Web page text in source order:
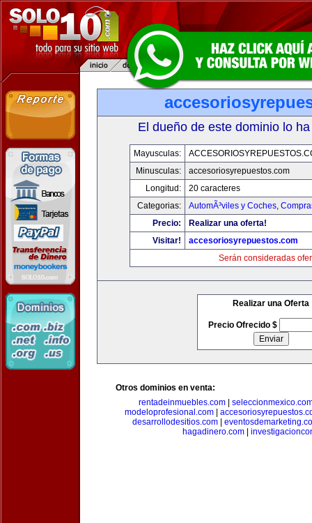
El dueño de este dominio lo
Mayusculas:
Minusculas:
accesoriosyrepuestos.com
Longitud:
20 caracteres
Categorias:
AutomÃ³viles y Coches,
Precio:
Realizar una oferta!
Visitar!
accesoriosyrepuestos.com
Serán consideradas
Realizar una Oferta
Precio Ofrecido $
Otros dominios en venta:
rentadeinmuebles.com
modeloprofesional.com|
desarrollodesitios.com|
hagadinero.com|